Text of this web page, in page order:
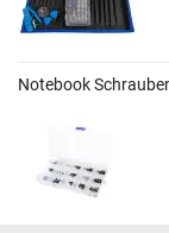
Notebook